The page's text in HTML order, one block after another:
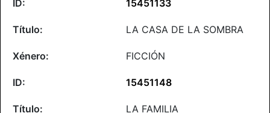
15451133
LA CASA DE LA SOMBRA
FICCIÓN
15451148
LA FAMILIA